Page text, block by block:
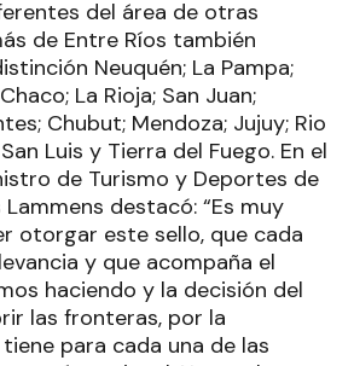
del área de otras
de Entre Ríos también
Neuquén; La Pampa;
La Rioja; San Juan;
Chubut; Mendoza; Jujuy; Rio
Luis y Tierra del Fuego. En el
de Turismo y Deportes de
destacó: “Es muy
otorgar este sello, que cada
y que acompaña el
haciendo y la decisión del
las fronteras, por la
para cada una de las